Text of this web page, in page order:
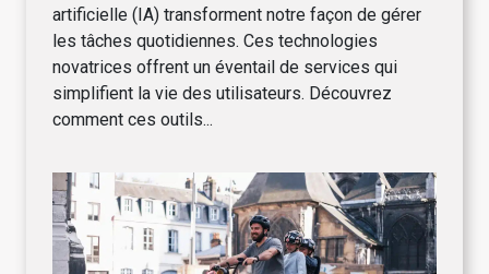
artificielle (IA) transforment notre façon de gérer
les tâches quotidiennes. Ces technologies
novatrices offrent un éventail de services qui
simplifient la vie des utilisateurs. Découvrez
comment ces outils...